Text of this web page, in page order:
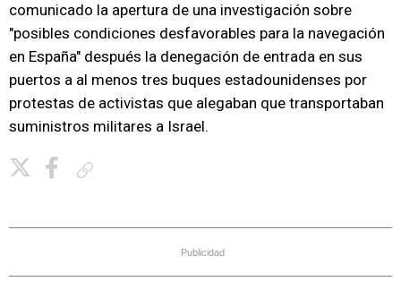
comunicado la apertura de una investigación sobre
"posibles condiciones desfavorables para la navegación
en España" después la denegación de entrada en sus
puertos a al menos tres buques estadounidenses por
protestas de activistas que alegaban que transportaban
suministros militares a Israel.
Publicidad